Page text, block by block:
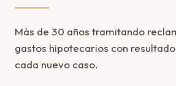
Más de 30 años tramitando
gastos hipotecarios con
cada nuevo caso.